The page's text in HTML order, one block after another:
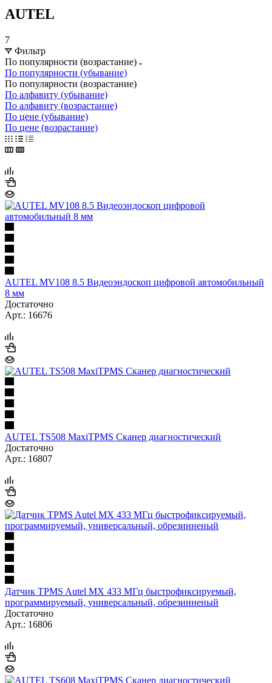
AUTEL
7
Фильтр
По популярности (возрастание)
По популярности (убывание)
По популярности (возрастание)
По алфавиту (убывание)
По алфавиту (возрастание)
По цене (убывание)
По цене (возрастание)
AUTEL MV108 8.5 Видеоэндоскоп цифровой автомобильный
8 мм
Достаточно
Арт.: 16676
AUTEL TS508 MaxiTPMS Сканер диагностический
Достаточно
Арт.: 16807
Датчик TPMS Autel MX 433 МГц быстрофиксируемый,
программируемый, универсальный, обрезинненый
Достаточно
Арт.: 16806